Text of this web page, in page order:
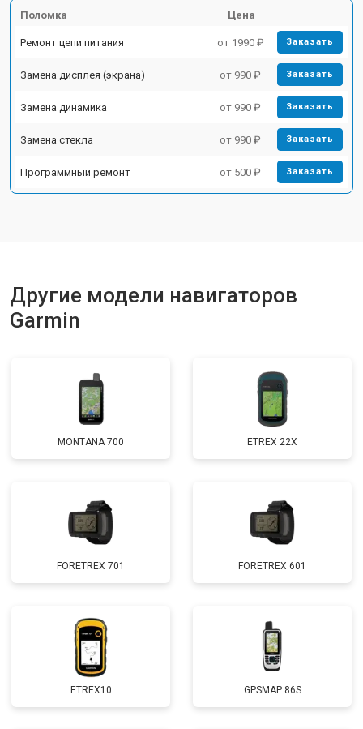
Поломка Цена
Ремонт цепи питания от 1990 ₽ Заказать
Замена дисплея (экрана) от 990 ₽ Заказать
Замена динамика от 990 ₽ Заказать
Замена стекла от 990 ₽ Заказать
Программный ремонт от 500 ₽ Заказать
Другие модели навигаторов
Garmin
MONTANA 700 ETREX 22X
FORETREX 701 FORETREX 601
ETREX10 GPSMAP 86S